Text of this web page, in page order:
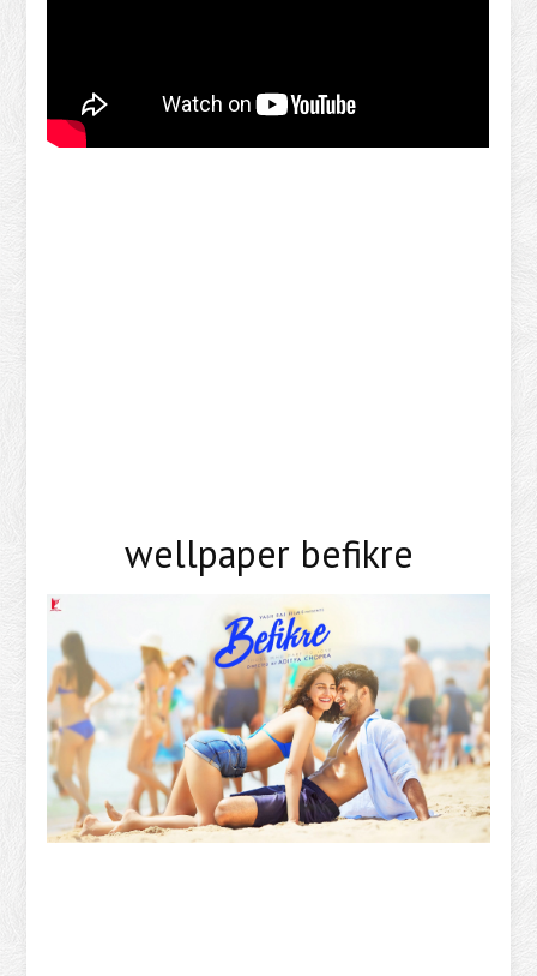
wellpaper befikre